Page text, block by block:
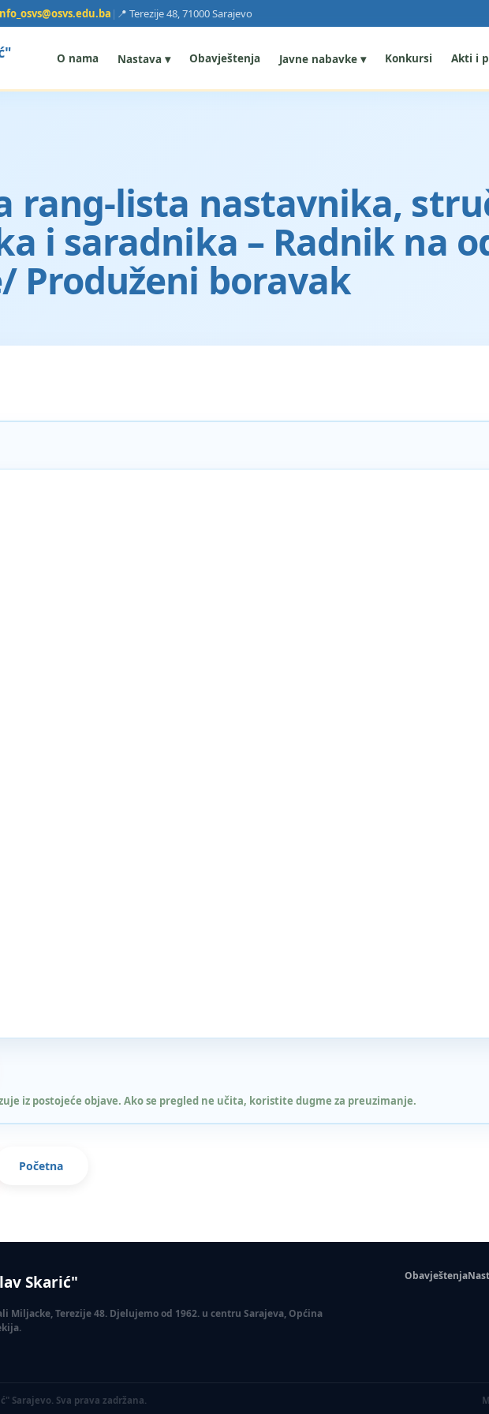
| 📍 Terezije 48, 71000 Sarajevo
O nama Nastava ▾ Obavještenja Javne nabavke ▾ Konkursi Akti i
rang-lista nastavnika,
i saradnika – Radnik na
Produženi boravak
u ovom browseru. Koristite dugme za preuzimanje.
iz postojeće objave. Ako se pregled ne učita, koristite dugme za preuzimanje.
Početna
Skarić"
Miljacke, Terezije 48. Djelujemo od 1962. u centru Sarajeva, Općina
Obavještenja
Sarajevo. Sva prava zadržana.